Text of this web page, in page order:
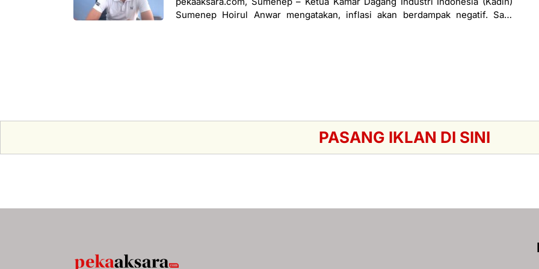
Sumenep Hoirul Anwar mengatakan, inflasi akan berdampak negatif. Satu
PASANG IKLAN DI SINI